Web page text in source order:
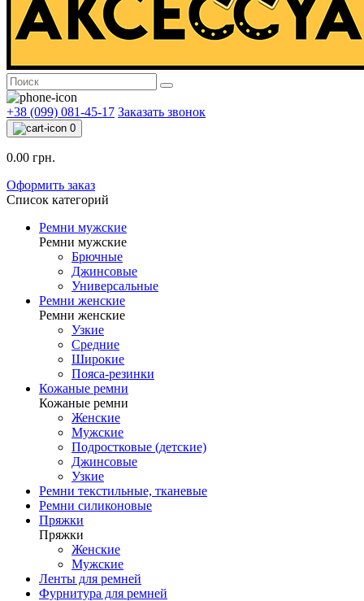
+38 (099) 081-45-17 Заказать звонок
0
0.00 грн.
Оформить заказ
Список категорий
Ремни мужские
Ремни мужские
Брючные
Джинсовые
Универсальные
Ремни женские
Ремни женские
Узкие
Средние
Широкие
Пояса-резинки
Кожаные ремни
Кожаные ремни
Женские
Мужские
Подростковые (детские)
Джинсовые
Узкие
Ремни текстильные, тканевые
Ремни силиконовые
Пряжки
Пряжки
Женские
Мужские
Ленты для ремней
Фурнитура для ремней